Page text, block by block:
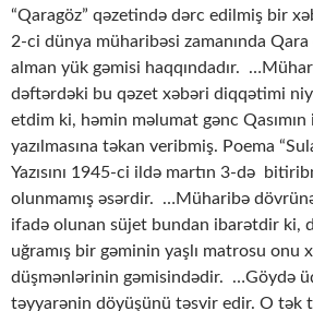
“Qaragöz” qəzetində dərc edilmiş bir
2-ci dünya müharibəsi zamanında
alman yük gəmisi haqqındadır.
dəftərdəki bu qəzet xəbəri diqqətimi
etdim ki, həmin məlumat gənc Qasımın
yazılmasına təkan veribmiş. Poema
Yazısını 1945-ci ildə martın 3-də
olunmamış əsərdir. …Müharibə
ifadə olunan süjet bundan ibarətdir ki,
uğramış bir gəminin yaşlı matrosu onu
düşmənlərinin gəmisindədir. …Göydə
təyyarənin döyüşünü təsvir edir. O tək